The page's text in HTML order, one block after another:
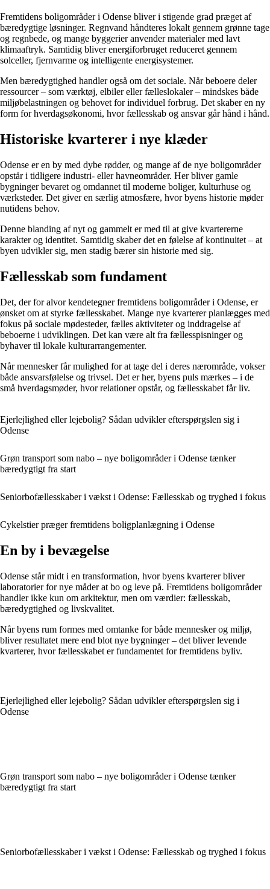
Fremtidens boligområder i Odense bliver i stigende grad præget af
bæredygtige løsninger. Regnvand håndteres lokalt gennem grønne tage
og regnbede, og mange byggerier anvender materialer med lavt
klimaaftryk. Samtidig bliver energiforbruget reduceret gennem
solceller, fjernvarme og intelligente energisystemer.
Men bæredygtighed handler også om det sociale. Når beboere deler
ressourcer – som værktøj, elbiler eller fælleslokaler – mindskes både
miljøbelastningen og behovet for individuel forbrug. Det skaber en ny
form for hverdagsøkonomi, hvor fællesskab og ansvar går hånd i hånd.
Historiske kvarterer i nye klæder
Odense er en by med dybe rødder, og mange af de nye boligområder
opstår i tidligere industri- eller havneområder. Her bliver gamle
bygninger bevaret og omdannet til moderne boliger, kulturhuse og
værksteder. Det giver en særlig atmosfære, hvor byens historie møder
nutidens behov.
Denne blanding af nyt og gammelt er med til at give kvartererne
karakter og identitet. Samtidig skaber det en følelse af kontinuitet – at
byen udvikler sig, men stadig bærer sin historie med sig.
Fællesskab som fundament
Det, der for alvor kendetegner fremtidens boligområder i Odense, er
ønsket om at styrke fællesskabet. Mange nye kvarterer planlægges med
fokus på sociale mødesteder, fælles aktiviteter og inddragelse af
beboerne i udviklingen. Det kan være alt fra fællesspisninger og
byhaver til lokale kulturarrangementer.
Når mennesker får mulighed for at tage del i deres nærområde, vokser
både ansvarsfølelse og trivsel. Det er her, byens puls mærkes – i de
små hverdagsmøder, hvor relationer opstår, og fællesskabet får liv.
Ejerlejlighed eller lejebolig? Sådan udvikler efterspørgslen sig i
Odense
Grøn transport som nabo – nye boligområder i Odense tænker
bæredygtigt fra start
Seniorbofællesskaber i vækst i Odense: Fællesskab og tryghed i fokus
Cykelstier præger fremtidens boligplanlægning i Odense
En by i bevægelse
Odense står midt i en transformation, hvor byens kvarterer bliver
laboratorier for nye måder at bo og leve på. Fremtidens boligområder
handler ikke kun om arkitektur, men om værdier: fællesskab,
bæredygtighed og livskvalitet.
Når byens rum formes med omtanke for både mennesker og miljø,
bliver resultatet mere end blot nye bygninger – det bliver levende
kvarterer, hvor fællesskabet er fundamentet for fremtidens byliv.
Ejerlejlighed eller lejebolig? Sådan udvikler efterspørgslen sig i
Odense
Grøn transport som nabo – nye boligområder i Odense tænker
bæredygtigt fra start
Seniorbofællesskaber i vækst i Odense: Fællesskab og tryghed i fokus